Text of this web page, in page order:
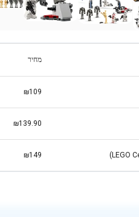
מחיר
₪109
₪139.90
₪149